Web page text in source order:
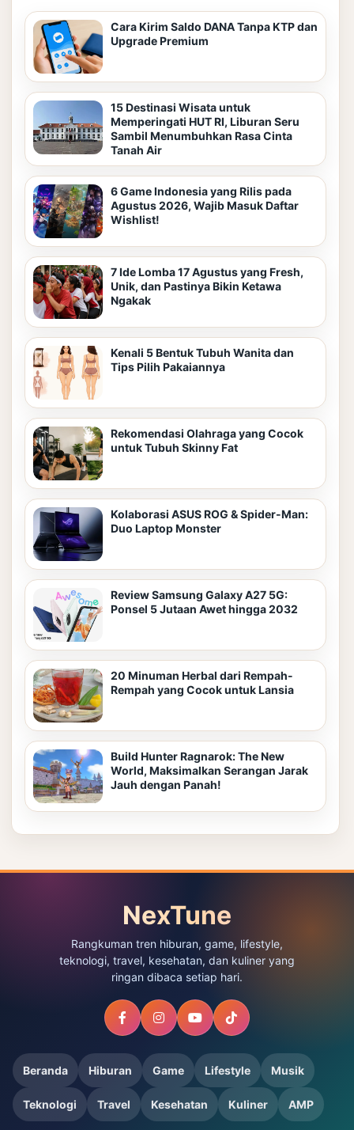
Cara Kirim Saldo DANA Tanpa KTP dan
Upgrade Premium
15 Destinasi Wisata untuk
Memperingati HUT RI, Liburan Seru
Sambil Menumbuhkan Rasa Cinta
Tanah Air
6 Game Indonesia yang Rilis pada
Agustus 2026, Wajib Masuk Daftar
Wishlist!
7 Ide Lomba 17 Agustus yang Fresh,
Unik, dan Pastinya Bikin Ketawa
Ngakak
Kenali 5 Bentuk Tubuh Wanita dan
Tips Pilih Pakaiannya
Rekomendasi Olahraga yang Cocok
untuk Tubuh Skinny Fat
Kolaborasi ASUS ROG & Spider-Man:
Duo Laptop Monster
Review Samsung Galaxy A27 5G:
Ponsel 5 Jutaan Awet hingga 2032
20 Minuman Herbal dari Rempah-
Rempah yang Cocok untuk Lansia
Build Hunter Ragnarok: The New
World, Maksimalkan Serangan Jarak
Jauh dengan Panah!
NexTune
Rangkuman tren hiburan, game, lifestyle,
teknologi, travel, kesehatan, dan kuliner yang
ringan dibaca setiap hari.
Beranda Hiburan Game Lifestyle Musik
Teknologi Travel Kesehatan Kuliner AMP